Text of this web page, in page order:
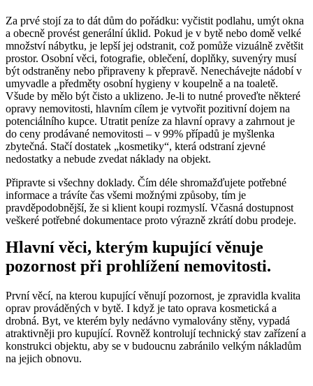
Za prvé stojí za to dát dům do pořádku: vyčistit podlahu, umýt okna
a obecně provést generální úklid. Pokud je v bytě nebo domě velké
množství nábytku, je lepší jej odstranit, což pomůže vizuálně zvětšit
prostor. Osobní věci, fotografie, oblečení, doplňky, suvenýry musí
být odstraněny nebo připraveny k přepravě. Nenechávejte nádobí v
umyvadle a předměty osobní hygieny v koupelně a na toaletě.
Všude by mělo být čisto a uklizeno. Je-li to nutné proveďte některé
opravy nemovitosti, hlavním cílem je vytvořit pozitivní dojem na
potenciálního kupce. Utratit peníze za hlavní opravy a zahrnout je
do ceny prodávané nemovitosti – v 99% případů je myšlenka
zbytečná. Stačí dostatek „kosmetiky“, která odstraní zjevné
nedostatky a nebude zvedat náklady na objekt.
Připravte si všechny doklady. Čím déle shromažďujete potřebné
informace a trávíte čas všemi možnými způsoby, tím je
pravděpodobnější, že si klient koupi rozmyslí. Včasná dostupnost
veškeré potřebné dokumentace proto výrazně zkrátí dobu prodeje.
Hlavní věci, kterým kupující věnuje
pozornost při prohlížení nemovitosti.
První věcí, na kterou kupující věnují pozornost, je zpravidla kvalita
oprav prováděných v bytě. I když je tato oprava kosmetická a
drobná. Byt, ve kterém byly nedávno vymalovány stěny, vypadá
atraktivněji pro kupující. Rovněž kontrolují technický stav zařízení a
konstrukci objektu, aby se v budoucnu zabránilo velkým nákladům
na jejich obnovu.